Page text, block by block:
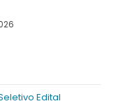
Edital